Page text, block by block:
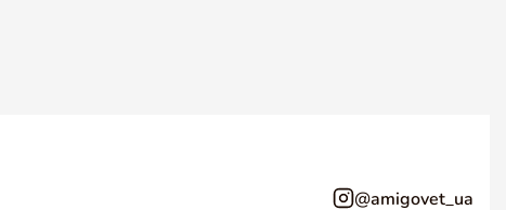
@amigovet_ua